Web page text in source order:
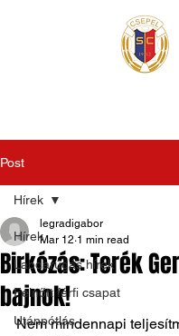
Post
Hírek
Labdarúgás hírek
Felnőtt férfi csapat
Utánpótlás
Hírek
Birkózás: Terék
bajnok!
legradigabor
Mar 12 1 min read
Nem mindennapi